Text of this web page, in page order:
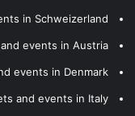
in Schweizerland
events in Austria
events in Denmark
and events in Italy